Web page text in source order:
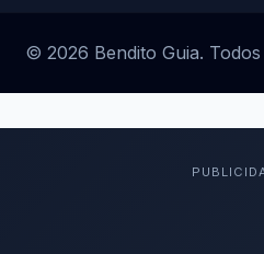
© 2026 Bendito Guia.